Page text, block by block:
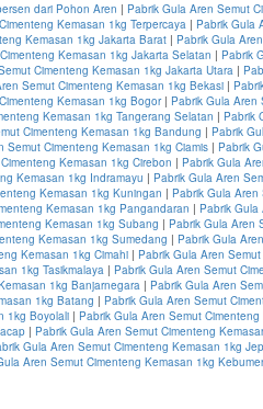
dari Pohon Aren | Pabrik Gula Aren Semut
Kemasan 1kg Terpercaya | Pabrik Gula
Kemasan 1kg Jakarta Barat | Pabrik Gula
Kemasan 1kg Jakarta Selatan | Pabrik
Cimenteng Kemasan 1kg Jakarta Utara |
Semut Cimenteng Kemasan 1kg Bekasi |
Kemasan 1kg Bogor| Pabrik Gula Aren
Kemasan 1kg Tangerang Selatan | Pabrik
Cimenteng Kemasan 1kg Bandung | Pabrik
Semut Cimenteng Kemasan 1kg Ciamis | Pabrik
Kemasan 1kg Cirebon | Pabrik Gula
Kemasan 1kg Indramayu | Pabrik Gula Aren
Kemasan 1kg Kuningan | Pabrik Gula Aren
Kemasan 1kg Pangandaran | Pabrik Gula
Kemasan 1kg Subang | Pabrik Gula Aren
Kemasan 1kg Sumedang | Pabrik Gula
Kemasan 1kg Cimahi | Pabrik Gula Aren
1kg Tasikmalaya | Pabrik Gula Aren Semut
1kg Banjarnegara | Pabrik Gula Aren
1kg Batang | Pabrik Gula Aren Semut
1kg Boyolali | Pabrik Gula Aren Semut Cimenteng
| Pabrik Gula Aren Semut Cimenteng
Gula Aren Semut Cimenteng Kemasan 1kg
Aren Semut Cimenteng Kemasan 1kg